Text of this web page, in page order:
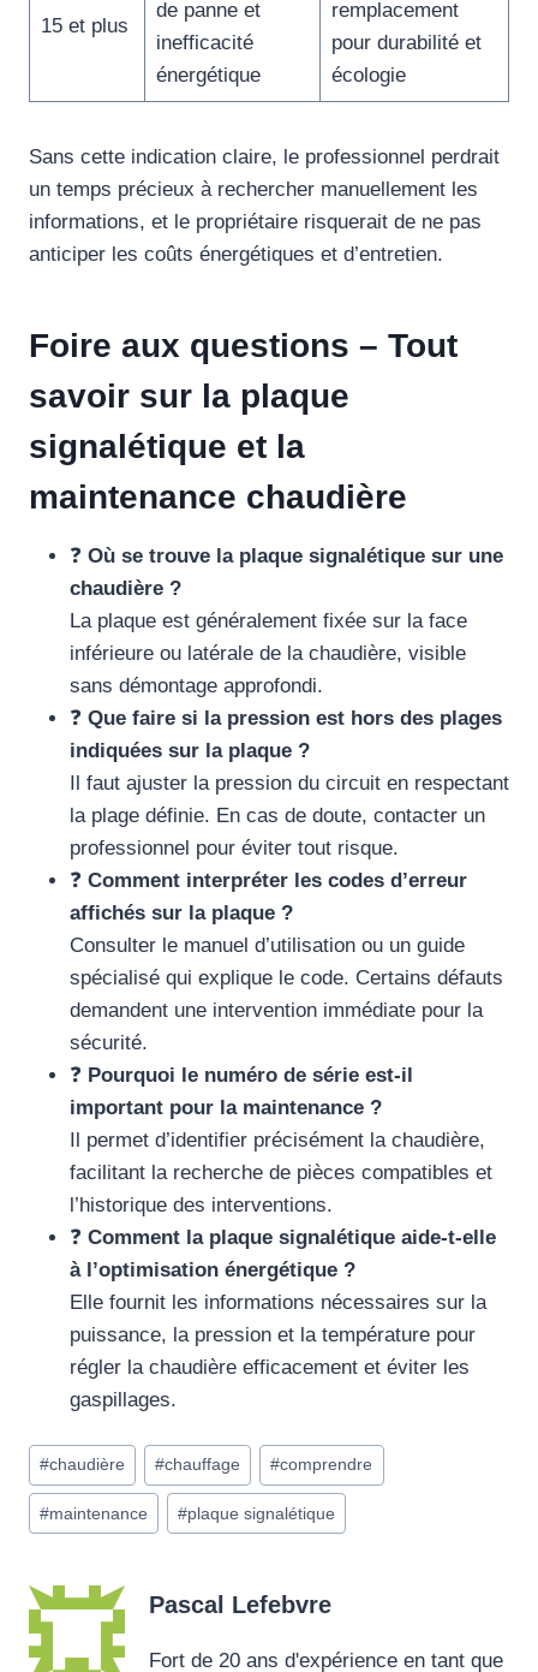
15 et plus
de panne et
inefficacité
énergétique
remplacement
pour durabilité et
écologie
Sans cette indication claire, le professionnel perdrait
un temps précieux à rechercher manuellement les
informations, et le propriétaire risquerait de ne pas
anticiper les coûts énergétiques et d’entretien.
Foire aux questions – Tout
savoir sur la plaque
signalétique et la
maintenance chaudière
❓ Où se trouve la plaque signalétique sur une
chaudière ?
La plaque est généralement fixée sur la face
inférieure ou latérale de la chaudière, visible
sans démontage approfondi.
❓ Que faire si la pression est hors des plages
indiquées sur la plaque ?
Il faut ajuster la pression du circuit en respectant
la plage définie. En cas de doute, contacter un
professionnel pour éviter tout risque.
❓ Comment interpréter les codes d’erreur
affichés sur la plaque ?
Consulter le manuel d’utilisation ou un guide
spécialisé qui explique le code. Certains défauts
demandent une intervention immédiate pour la
sécurité.
❓ Pourquoi le numéro de série est-il
important pour la maintenance ?
Il permet d’identifier précisément la chaudière,
facilitant la recherche de pièces compatibles et
l’historique des interventions.
❓ Comment la plaque signalétique aide-t-elle
à l’optimisation énergétique ?
Elle fournit les informations nécessaires sur la
puissance, la pression et la température pour
régler la chaudière efficacement et éviter les
gaspillages.
Étiquettes
de
la
#chaudière #chauffage #comprendre
#maintenance #plaque signalétique
Pascal Lefebvre
Fort de 20 ans d'expérience en tant que